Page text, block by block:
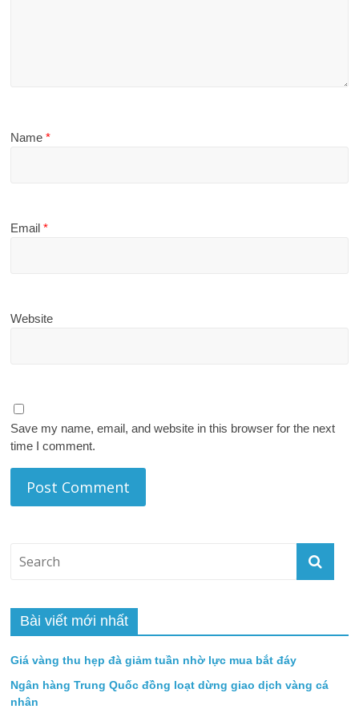
Name*
Email*
Website
Save my name, email, and website in this browser for the next
time I comment.
Bài viết mới nhất
Giá vàng thu hẹp đà giảm tuần nhờ lực mua bắt đáy
Ngân hàng Trung Quốc đồng loạt dừng giao dịch vàng cá
nhân